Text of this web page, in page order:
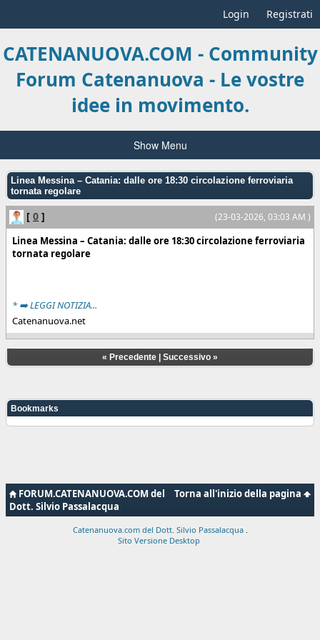
Login Registrati
CATENANUOVA.COM - Community
Forum Catenanuova - Le vostre
idee in movimento.
Show Menu
Linea Messina – Catania: dalle ore 18:30 circolazione ferroviaria
tornata regolare
(23-03-2026, 03:03 AM )
[ 0 ]
Linea Messina – Catania: dalle ore 18:30 circolazione ferroviaria
tornata regolare
* ➡️ LEGGI NOTIZIA...
Catenanuova.net
« Precedente Successivo »
Bookmarks
Torna all'inizio della pagina
FORUM.CATENANUOVA.COM del
Dott. Silvio Passalacqua
Catenanuova.com del Dott. Silvio Passalacqua
Sito Versione Desktop